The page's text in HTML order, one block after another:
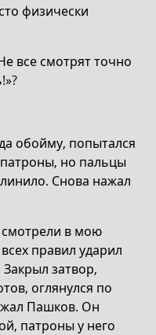
физически
все смотрят точно
обойму, попытался
но пальцы
Снова нажал
в мою
правил ударил
затвор,
оглянулся по
Пашков. Он
патроны у него